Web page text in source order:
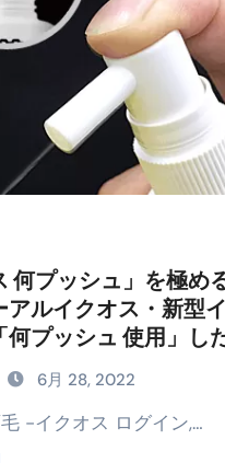
何プッシュ」を極め
アルイクオス・新型
何プッシュ 使用」し
6月 28, 2022
毛 -イクオス ログイン,…